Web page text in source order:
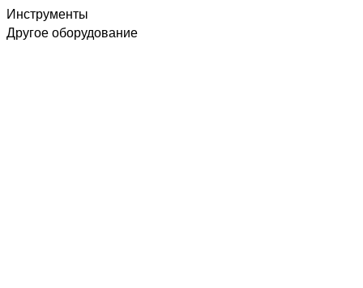
Инструменты
Другое оборудование